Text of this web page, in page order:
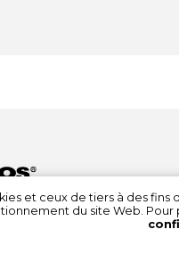
et ceux de tiers à des
du site Web.